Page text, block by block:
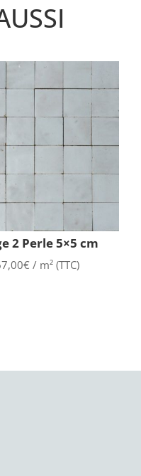
2 Perle 5×5 cm
€ / m² (TTC)